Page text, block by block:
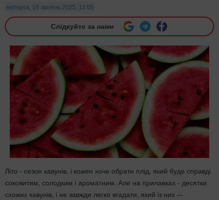
вівторок, 15 липень 2025, 13:05
Слідкуйте за нами
Літо - сезон кавунів, і кожен хоче обрати плід, який буде справді
соковитим, солодким і ароматним. Але на прилавках - десятки
схожих кавунів, і не завжди легко вгадати, який із них –-